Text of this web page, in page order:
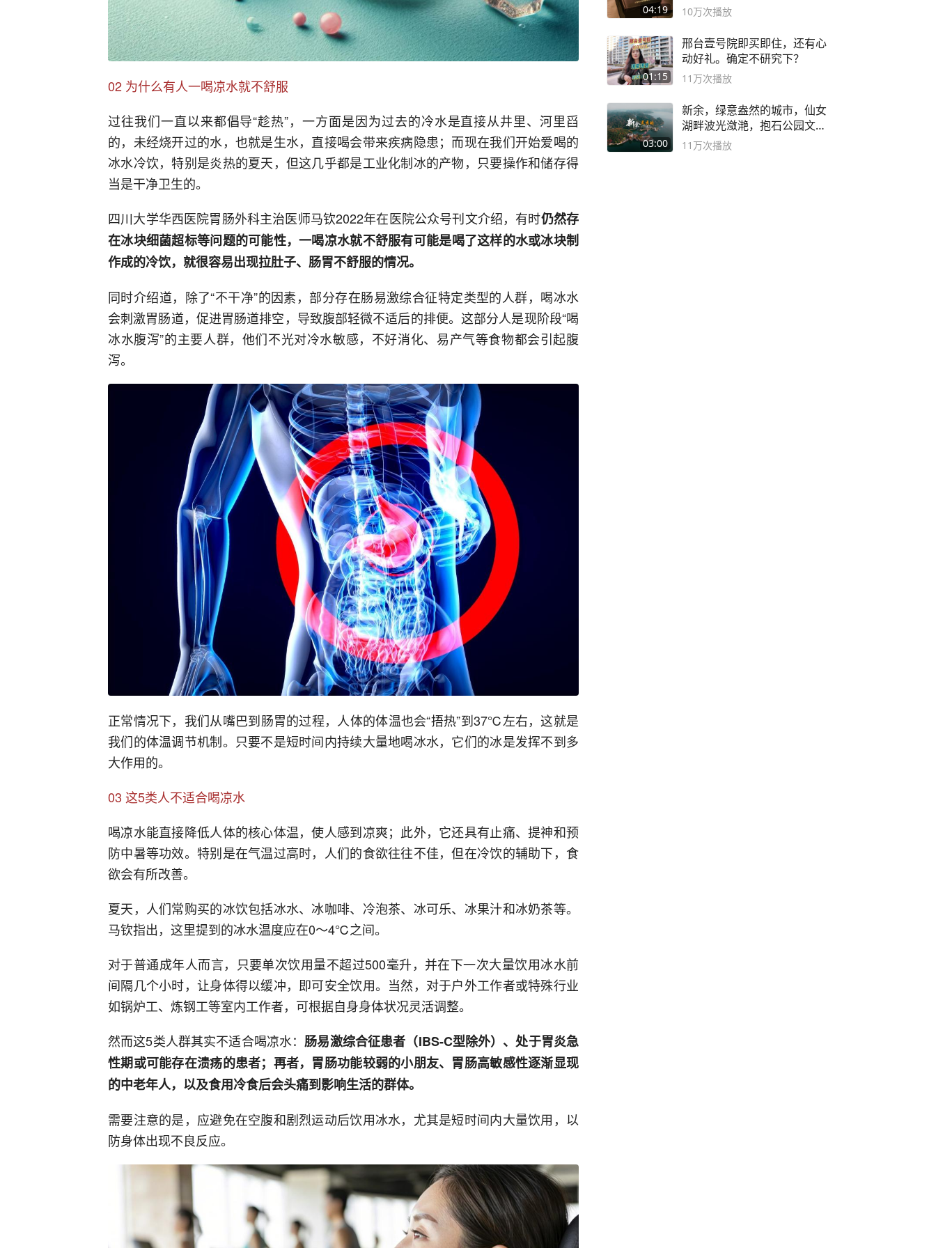
02 为什么有人一喝凉水就不舒服
过往我们一直以来都倡导“趁热”，一方面是因为过去的冷水是直接从井里、河里舀
的，未经烧开过的水，也就是生水，直接喝会带来疾病隐患；而现在我们开始爱喝的
冰水冷饮，特别是炎热的夏天，但这几乎都是工业化制冰的产物，只要操作和储存得
当是干净卫生的。
四川大学华西医院胃肠外科主治医师马钦2022年在医院公众号刊文介绍，有时仍然存
在冰块细菌超标等问题的可能性，一喝凉水就不舒服有可能是喝了这样的水或冰块制
作成的冷饮，就很容易出现拉肚子、肠胃不舒服的情况。
同时介绍道，除了“不干净”的因素，部分存在肠易激综合征特定类型的人群，喝冰水
会刺激胃肠道，促进胃肠道排空，导致腹部轻微不适后的排便。这部分人是现阶段“喝
冰水腹泻”的主要人群，他们不光对冷水敏感，不好消化、易产气等食物都会引起腹
泻。
正常情况下，我们从嘴巴到肠胃的过程，人体的体温也会“捂热”到37℃左右，这就是
我们的体温调节机制。只要不是短时间内持续大量地喝冰水，它们的冰是发挥不到多
大作用的。
03 这5类人不适合喝凉水
喝凉水能直接降低人体的核心体温，使人感到凉爽；此外，它还具有止痛、提神和预
防中暑等功效。特别是在气温过高时，人们的食欲往往不佳，但在冷饮的辅助下，食
欲会有所改善。
夏天，人们常购买的冰饮包括冰水、冰咖啡、冷泡茶、冰可乐、冰果汁和冰奶茶等。
马钦指出，这里提到的冰水温度应在0～4℃之间。
对于普通成年人而言，只要单次饮用量不超过500毫升，并在下一次大量饮用冰水前
间隔几个小时，让身体得以缓冲，即可安全饮用。当然，对于户外工作者或特殊行业
如锅炉工、炼钢工等室内工作者，可根据自身身体状况灵活调整。
然而这5类人群其实不适合喝凉水： 肠易激综合征患者（IBS-C型除外）、处于胃炎急
性期或可能存在溃疡的患者；再者，胃肠功能较弱的小朋友、胃肠高敏感性逐渐显现
的中老年人，以及食用冷食后会头痛到影响生活的群体。
需要注意的是，应避免在空腹和剧烈运动后饮用冰水，尤其是短时间内大量饮用，以
防身体出现不良反应。
04:19 10万次播放
01:15
邢台壹号院即买即住，还有心
动好礼。确定不研究下？
11万次播放
03:00
新余，绿意盎然的城市，仙女
湖畔波光潋滟，抱石公园文化
深邃……
11万次播放